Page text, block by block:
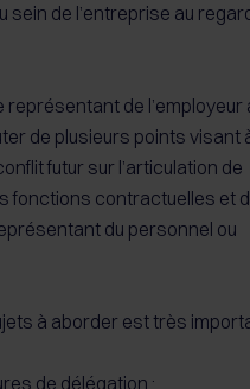
sein de l’entreprise au
représentant de l’employeur
de plusieurs points visant
futur sur l’articulation de
fonctions contractuelles et
du personnel ou
à aborder est très
de délégation ;